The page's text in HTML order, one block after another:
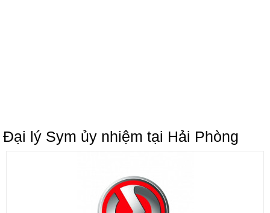
Đại lý Sym ủy nhiệm tại Hải Phòng